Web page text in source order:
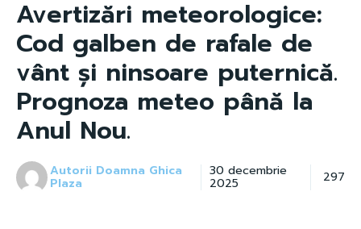
Avertizări meteorologice:
Cod galben de rafale de
vânt și ninsoare puternică.
Prognoza meteo până la
Anul Nou.
Autorii Doamna Ghica
Plaza
30 decembrie
2025 297